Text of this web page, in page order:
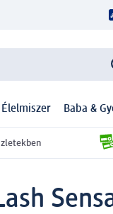
Élelmiszer Baba &